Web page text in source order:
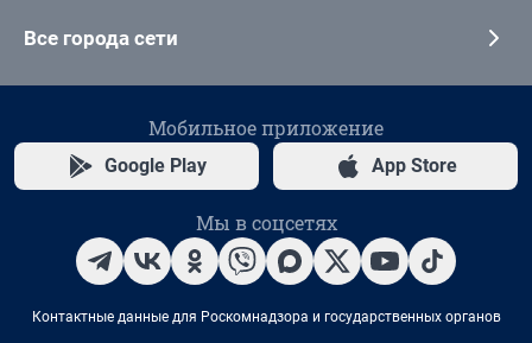
Все города сети
Мобильное приложение
Google Play App Store
Мы в соцсетях
Контактные данные для Роскомнадзора и государственных органов